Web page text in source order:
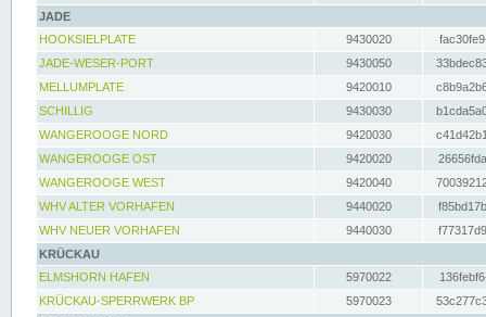
JADE
HOOKSIELPLATE
9430020
JADE-WESER-PORT
9430050
MELLUMPLATE
9420010
SCHILLIG
9430030
WANGEROOGE NORD
9420030
WANGEROOGE OST
9420020
WANGEROOGE WEST
9420040
WHV ALTER VORHAFEN
9440020
WHV NEUER VORHAFEN
9440030
KRÜCKAU
ELMSHORN HAFEN
5970022
KRÜCKAU-SPERRWERK BP
5970023